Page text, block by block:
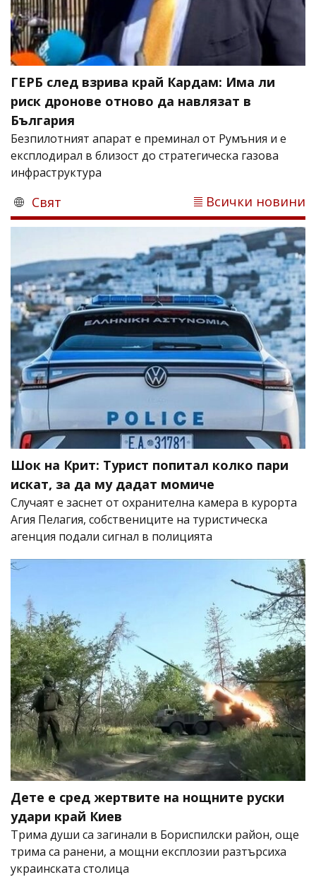
ГЕРБ след взрива край Кардам: Има ли
риск дронове отново да навлязат в
България
Безпилотният апарат е преминал от Румъния и е
експлодирал в близост до стратегическа газова
инфраструктура
Свят Всички новини
Шок на Крит: Турист попитал колко пари
искат, за да му дадат момиче
Случаят е заснет от охранителна камера в курорта
Агия Пелагия, собствениците на туристическа
агенция подали сигнал в полицията
Дете е сред жертвите на нощните руски
удари край Киев
Трима души са загинали в Бориспилски район, още
трима са ранени, а мощни експлозии разтърсиха
украинската столица